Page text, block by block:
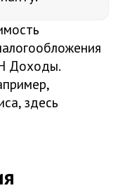
Доходы.
здесь